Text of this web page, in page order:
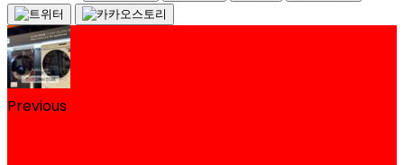
Previous